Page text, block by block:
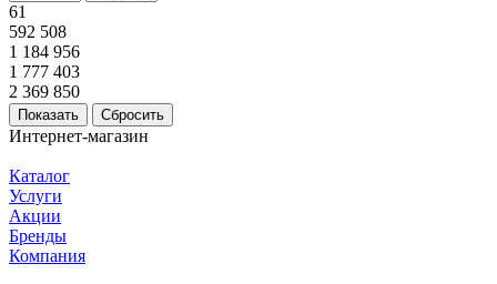
61
592 508
1 184 956
1 777 403
2 369 850
Сбросить
Интернет-магазин
Каталог
Услуги
Акции
Бренды
Компания